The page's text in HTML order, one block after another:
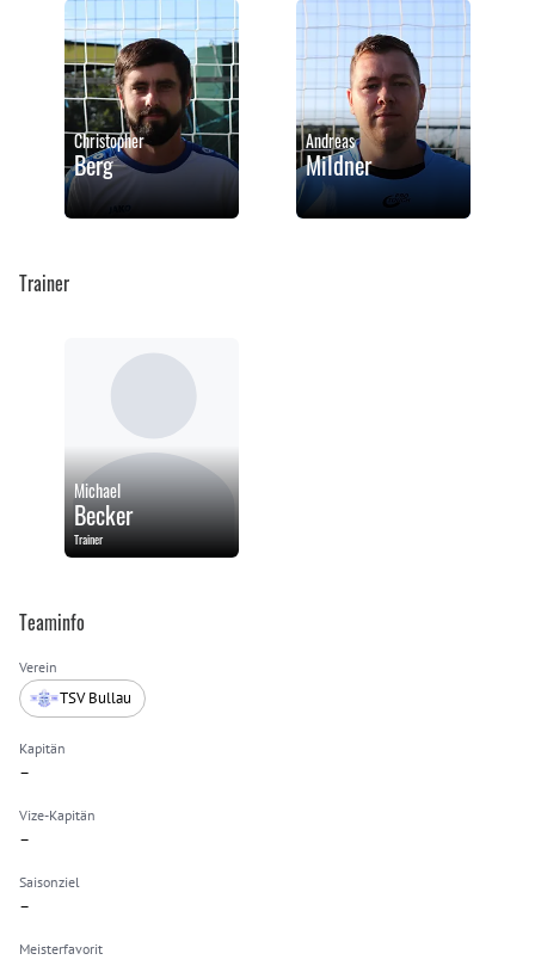
Christopher
Berg
Andreas
Mildner
Trainer
Michael
Becker
Trainer
Teaminfo
Verein
TSV Bullau
Kapitän
–
Vize-Kapitän
–
Saisonziel
–
Meisterfavorit